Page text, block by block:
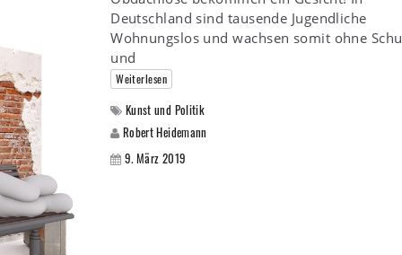
Deutschland sind tausende Jugendliche
Wohnungslos und wachsen somit ohne
und
Weiterlesen
Kunst und Politik
Robert Heidemann
9. März 2019